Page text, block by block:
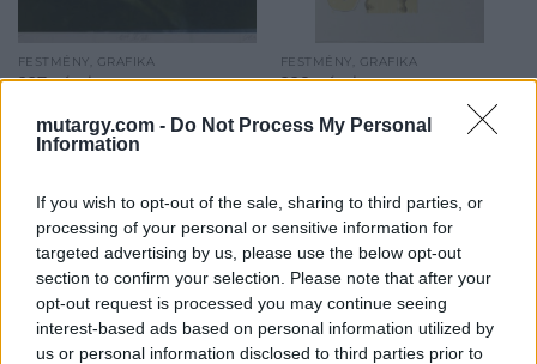
mutargy.com - Do Not Process My Personal
Information
If you wish to opt-out of the sale, sharing to third parties, or
processing of your personal or sensitive information for
targeted advertising by us, please use the below opt-out
section to confirm your selection. Please note that after your
opt-out request is processed you may continue seeing
interest-based ads based on personal information utilized by
us or personal information disclosed to third parties prior to
FESTMÉNY, GRAFIKA
227. tétel:
"B.S.Ámor", 1986
ofszetlito, EA, IV/VII.,
szignált, 27,5 x 39
Kikiáltási ár:18 000Ft
Aukció:90. AUKCIÓ
Aukció időpontja: 2020-12-
05 11:00
FESTMÉNY, GRAFIKA
228. tétel:
Wahorn András (1953):
"The yellow elephant
c.print, 6/5, szignált, 35 x 25
Kikiáltási ár:22 000Ft
Aukció: 90. AUKCIÓ
Aukció időpontja: 2020-12-
05 11:00